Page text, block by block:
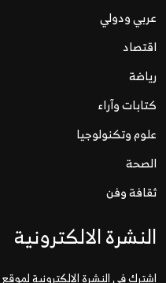
عربي ودولي
اقتصاد
رياضة
كتابات وآراء
علوم وتكنولوجيا
الصحة
ثقافة وفن
النشرة الالكترونية
اشترك في النشرة الإلكترونية